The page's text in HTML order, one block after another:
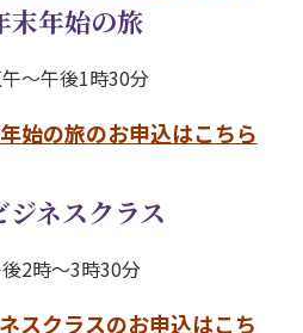
末年始の旅
～午後1時30分
始の旅のお申込はこちら
ジネスクラス
2時～3時30分
スクラスのお申込はこち